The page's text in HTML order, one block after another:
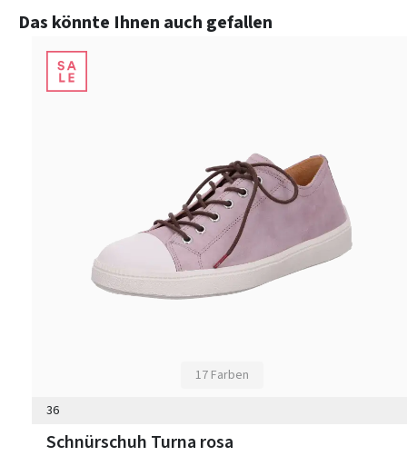
Produktgalerie überspringen
Das könnte Ihnen auch gefallen
17 Farben
36
Schnürschuh Turna rosa